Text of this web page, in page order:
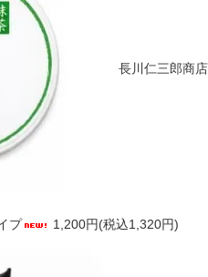
長川仁三郎商店
プ 1,200円(税込1,320円)